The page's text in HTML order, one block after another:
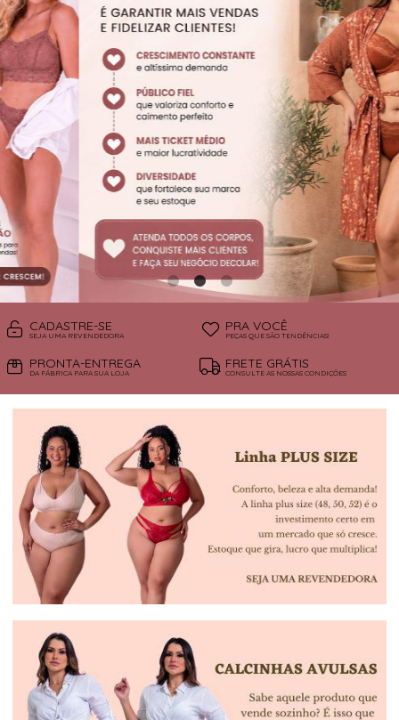
SUTIÃS
CADASTRE-SE
SEJA UMA REVENDEDORA
PRA VOCÊ
PEÇAS QUE SÃO TENDÊNCIAS!
PRONTA-ENTREGA
DA FÁBRICA PARA SUA LOJA
FRETE GRÁTIS
CONSULTE AS NOSSAS CONDIÇÕES